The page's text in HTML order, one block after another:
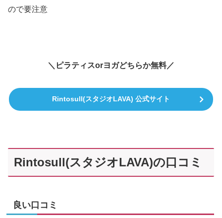
ので要注意
＼ピラティスorヨガどちらか無料／
Rintosull(スタジオLAVA) 公式サイト
Rintosull(スタジオLAVA)の口コミ
良い口コミ